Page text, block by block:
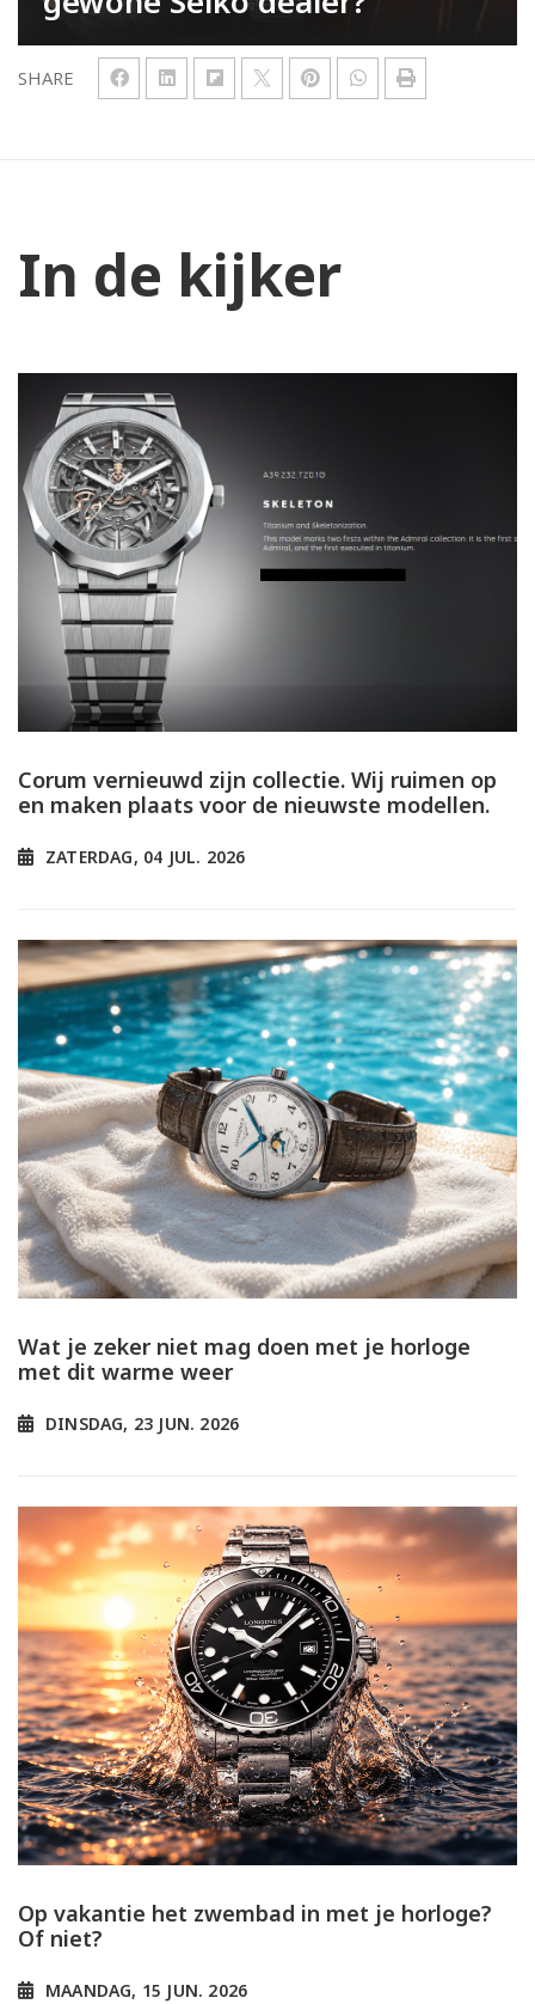
SHARE
In de kijker
Corum vernieuwd zijn collectie. Wij ruimen op
en maken plaats voor de nieuwste modellen.
ZATERDAG, 04 JUL. 2026
Wat je zeker niet mag doen met je horloge
met dit warme weer
DINSDAG, 23 JUN. 2026
Op vakantie het zwembad in met je horloge?
Of niet?
MAANDAG, 15 JUN. 2026